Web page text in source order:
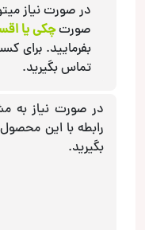
در صورت نیاز
صورتچکی یا
بفرمایید. برای
تماس بگیرید.
در صورت نیاز به
رابطه با این
بگیرید.